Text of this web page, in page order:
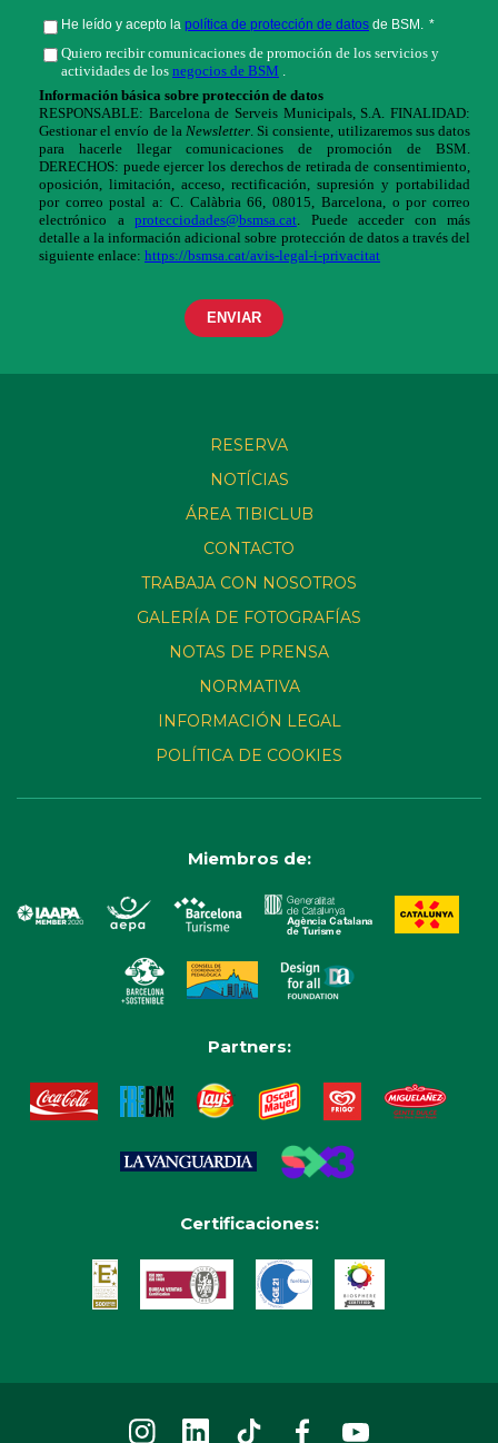
RESERVA
NOTÍCIAS
ÁREA TIBICLUB
CONTACTO
TRABAJA CON NOSOTROS
GALERÍA DE FOTOGRAFÍAS
NOTAS DE PRENSA
NORMATIVA
INFORMACIÓN LEGAL
POLÍTICA DE COOKIES
Miembros de:
Partners:
Certificaciones: